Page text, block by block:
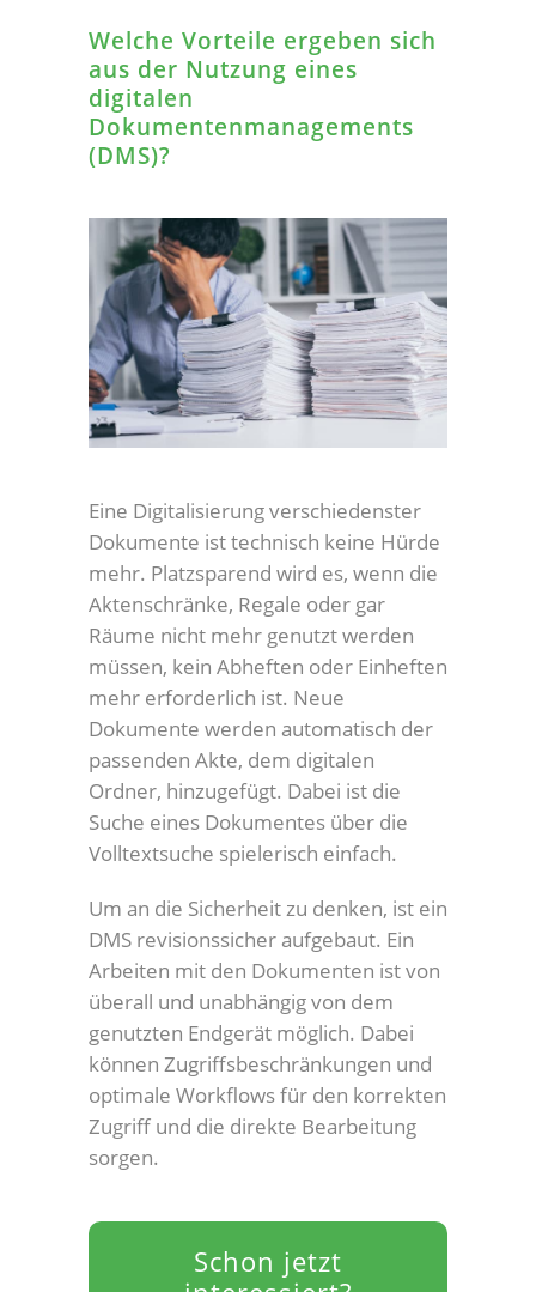
Welche Vorteile ergeben sich
aus der Nutzung eines
digitalen
Dokumentenmanagements
(DMS)?
Eine Digitalisierung verschiedenster
Dokumente ist technisch keine Hürde
mehr. Platzsparend wird es, wenn die
Aktenschränke, Regale oder gar
Räume nicht mehr genutzt werden
müssen, kein Abheften oder Einheften
mehr erforderlich ist. Neue
Dokumente werden automatisch der
passenden Akte, dem digitalen
Ordner, hinzugefügt. Dabei ist die
Suche eines Dokumentes über die
Volltextsuche spielerisch einfach.
Um an die Sicherheit zu denken, ist ein
DMS revisionssicher aufgebaut. Ein
Arbeiten mit den Dokumenten ist von
überall und unabhängig von dem
genutzten Endgerät möglich. Dabei
können Zugriffsbeschränkungen und
optimale Workflows für den korrekten
Zugriff und die direkte Bearbeitung
sorgen.
Schon jetzt